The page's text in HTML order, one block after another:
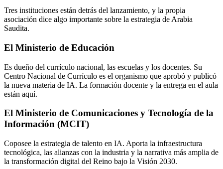
Tres instituciones están detrás del lanzamiento, y la propia
asociación dice algo importante sobre la estrategia de Arabia
Saudita.
El Ministerio de Educación
Es dueño del currículo nacional, las escuelas y los docentes. Su
Centro Nacional de Currículo es el organismo que aprobó y publicó
la nueva materia de IA. La formación docente y la entrega en el aula
están aquí.
El Ministerio de Comunicaciones y Tecnología de la
Información (MCIT)
Coposee la estrategia de talento en IA. Aporta la infraestructura
tecnológica, las alianzas con la industria y la narrativa más amplia de
la transformación digital del Reino bajo la Visión 2030.